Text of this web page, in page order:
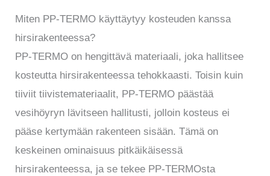
Miten PP-TERMO käyttäytyy kosteuden kanssa
hirsirakenteessa?
PP-TERMO on hengittävä materiaali, joka hallitsee
kosteutta hirsirakenteessa tehokkaasti. Toisin kuin
tiiviit tiivistemateriaalit, PP-TERMO päästää
vesihöyryn lävitseen hallitusti, jolloin kosteus ei
pääse kertymään rakenteen sisään. Tämä on
keskeinen ominaisuus pitkäikäisessä
hirsirakenteessa, ja se tekee PP-TERMOsta